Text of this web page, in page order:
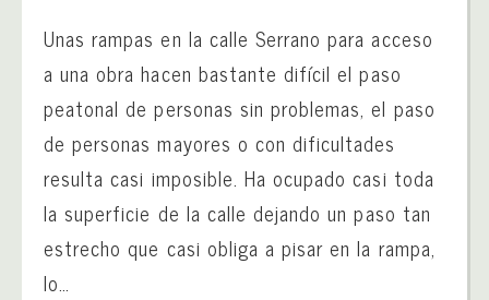
Unas rampas en la calle Serrano para acceso
a una obra hacen bastante difícil el paso
peatonal de personas sin problemas, el paso
de personas mayores o con dificultades
resulta casi imposible. Ha ocupado casi toda
la superficie de la calle dejando un paso tan
estrecho que casi obliga a pisar en la rampa,
lo…